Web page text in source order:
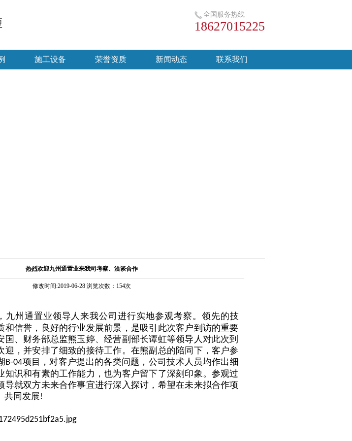
全国服务热线
18627015225
施工设备 荣誉资质 新闻动态 联系我们
热烈欢迎九州通置业来我司考察、洽谈合作
修改时间:2019-06-28 浏览次数：154次
九州通置业领导人来我公司进行实地参观考察。领先的技
和信誉，良好的行业发展前景，是吸引此次客户到访的重要
国、财务部总监熊玉婷、经营副部长谭虹等领导人对此次到
迎，并安排了细致的接待工作。在熊副总的陪同下，客户参
B-04项目，对客户提出的各类问题，公司技术人员均作出细
知识和有素的工作能力，也为客户留下了深刻印象。参观过
导就双方未来合作事宜进行深入探讨，希望在未来拟合作项
共同发展!